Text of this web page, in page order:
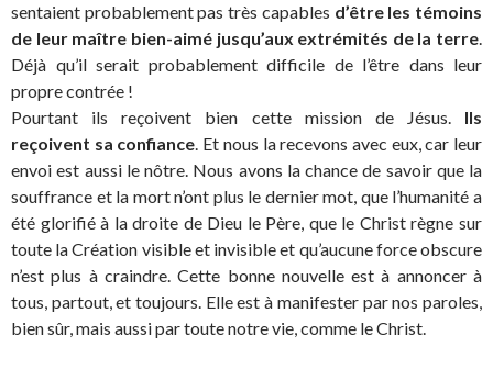
sentaient probablement pas très capables d’être les témoins
de leur maître bien-aimé jusqu’aux extrémités de la terre.
Déjà qu’il serait probablement difficile de l’être dans leur
propre contrée !
Pourtant ils reçoivent bien cette mission de Jésus. Ils
reçoivent sa confiance. Et nous la recevons avec eux, car leur
envoi est aussi le nôtre. Nous avons la chance de savoir que la
souffrance et la mort n’ont plus le dernier mot, que l’humanité a
été glorifié à la droite de Dieu le Père, que le Christ règne sur
toute la Création visible et invisible et qu’aucune force obscure
n’est plus à craindre. Cette bonne nouvelle est à annoncer à
tous, partout, et toujours. Elle est à manifester par nos paroles,
bien sûr, mais aussi par toute notre vie, comme le Christ.